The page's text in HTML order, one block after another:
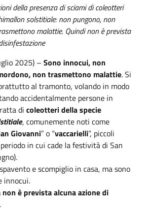
della presenza di sciami di coleotteri
solstitiale: non pungono, non
malattie. Quindi non è prevista
2025) – Sono innocui, non
non trasmettono malattie. Si
al tramonto, volando in modo
accidentalmente persone in
di coleotteri della specie
, comunemente noti come
Giovanni” o “vaccarielli”, piccoli
in cui cade la festività di San
e scompiglio in casa, ma sono
innocui.
non è prevista alcuna azione di
.